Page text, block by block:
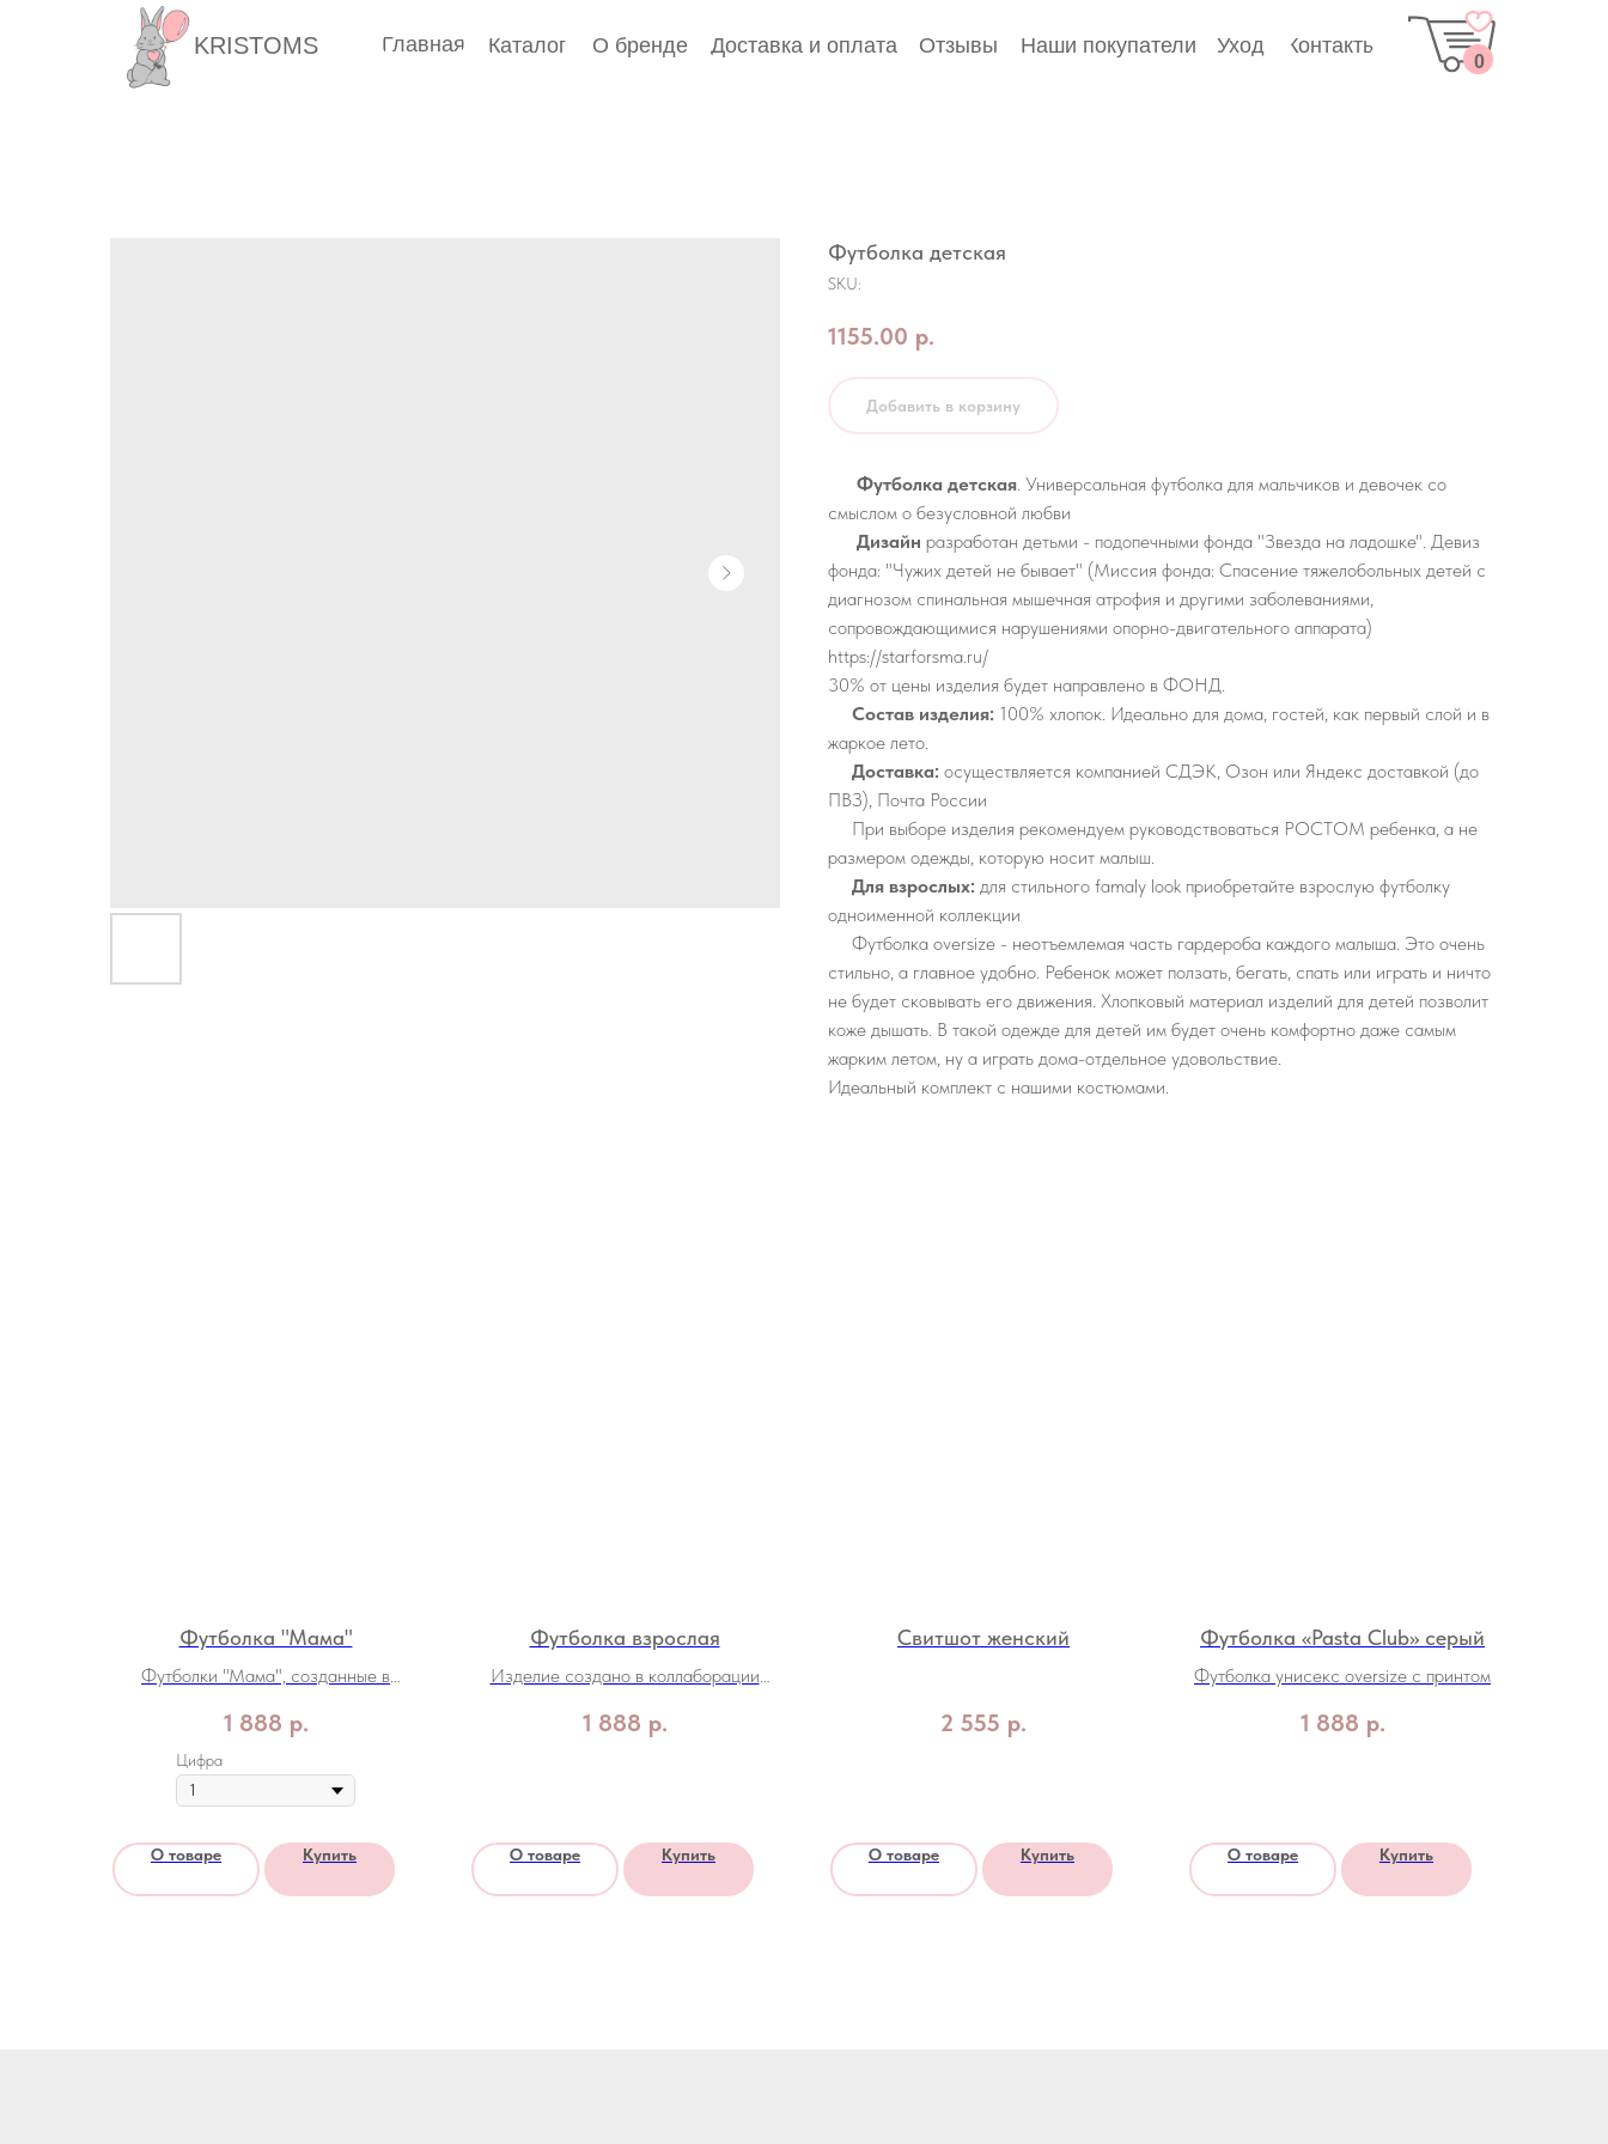
0
Каталог Отзывы
Главная Доставка и оплата Контакты
KRISTOMS Уход
О бренде Наши покупатели
Футболка детская
SKU:
1155.00 р.
Добавить в корзину
Футболка детская. Универсальная футболка для мальчиков и девочек со
смыслом о безусловной любви
Дизайн разработан детьми - подопечными фонда "Звезда на ладошке". Девиз
фонда: "Чужих детей не бывает" (Миссия фонда: Спасение тяжелобольных детей с
диагнозом спинальная мышечная атрофия и другими заболеваниями,
сопровождающимися нарушениями опорно-двигательного аппарата)
https://starforsma.ru/
30% от цены изделия будет направлено в ФОНД.
Состав изделия: 100% хлопок. Идеально для дома, гостей, как первый слой и в
жаркое лето.
Доставка: осуществляется компанией СДЭК, Озон или Яндекс доставкой (до
ПВЗ), Почта России
При выборе изделия рекомендуем руководствоваться РОСТОМ ребенка, а не
размером одежды, которую носит малыш.
Для взрослых: для стильного famaly look приобретайте взрослую футболку
одноименной коллекции
Футболка oversize - неотъемлемая часть гардероба каждого малыша. Это очень
стильно, а главное удобно. Ребенок может ползать, бегать, спать или играть и ничто
не будет сковывать его движения. Хлопковый материал изделий для детей позволит
коже дышать. В такой одежде для детей им будет очень комфортно даже самым
жарким летом, ну а играть дома-отдельное удовольствие.
Идеальный комплект с нашими костюмами.
Футболка "Мама"
Футболки "Мама", созданные в
Суперлигой
1 888 р.
Цифра
О товаре Купить
Футболка взрослая
Изделие создано в коллаборации
благотворительного фонда "Звезда на
1 888 р.
О товаре Купить
Свитшот женский
2 555 р.
О товаре Купить
Футболка «Pasta Club» серый
Футболка унисекс oversize с принтом
1 888 р.
О товаре Купить